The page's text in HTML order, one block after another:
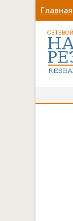
Главная